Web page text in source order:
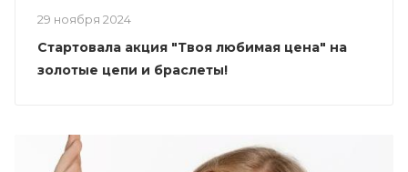
29 ноября 2024
Стартовала акция "Твоя любимая цена" на
золотые цепи и браслеты!